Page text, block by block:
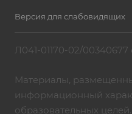
Версия для слабовидящих
Л041-01170-02/00340677
Материалы,
информационный
образовательных